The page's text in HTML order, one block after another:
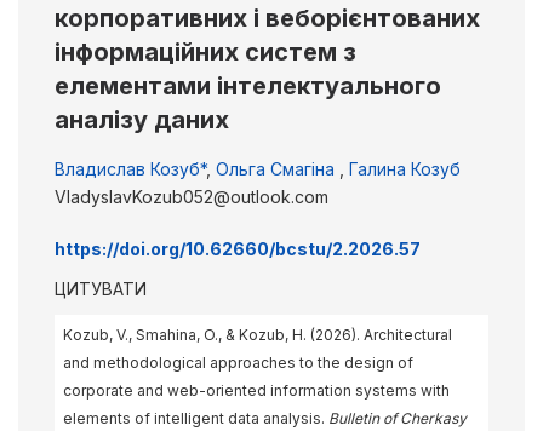
корпоративних і веборієнтованих
інформаційних систем з
елементами інтелектуального
аналізу даних
Владислав Козуб*, Ольга Смагіна
Галина Козуб
VladyslavKozub052@outlook.com
https://doi.org/10.62660/bcstu/2.2026.57
ЦИТУВАТИ
Kozub, V., Smahina, O., & Kozub, H. (2026). Architectural
and methodological approaches to the design of
corporate and web-oriented information systems with
elements of intelligent data analysis. Bulletin of Cherkasy